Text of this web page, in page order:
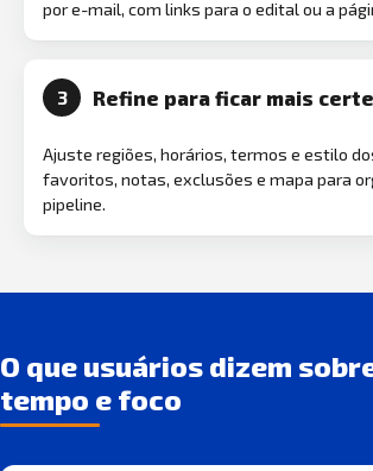
por e-mail, com links para o edital ou a
3 Refine para ficar mais
Ajuste regiões, horários, termos e estilo
favoritos, notas, exclusões e mapa para
pipeline.
O que usuários dizem
tempo e foco